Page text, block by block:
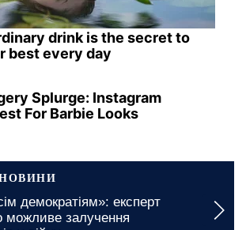
drink is the secret to
best every day
Splurge: Instagram
For Barbie Looks
експерт